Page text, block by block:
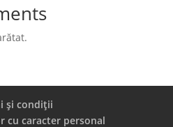
și condiții
cu caracter personal